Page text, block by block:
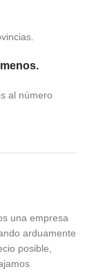
al número
una empresa
arduamente
posible,